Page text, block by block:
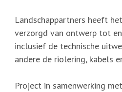
Landschappartners heeft
verzorgd van ontwerp tot
inclusief de technische
andere de riolering, kabels
Project in samenwerking